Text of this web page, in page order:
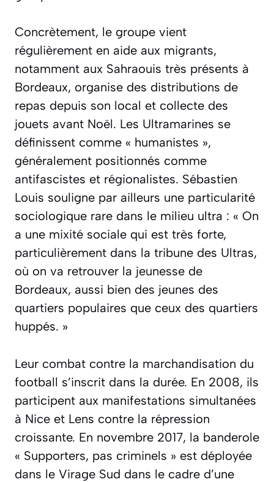
Concrètement, le groupe vient
régulièrement en aide aux migrants,
notamment aux Sahraouis très présents à
Bordeaux, organise des distributions de
repas depuis son local et collecte des
jouets avant Noël. Les Ultramarines se
définissent comme « humanistes »,
généralement positionnés comme
antifascistes et régionalistes. Sébastien
Louis souligne par ailleurs une particularité
sociologique rare dans le milieu ultra : « On
a une mixité sociale qui est très forte,
particulièrement dans la tribune des Ultras,
où on va retrouver la jeunesse de
Bordeaux, aussi bien des jeunes des
quartiers populaires que ceux des quartiers
huppés. »
Leur combat contre la marchandisation du
football s’inscrit dans la durée. En 2008, ils
participent aux manifestations simultanées
à Nice et Lens contre la répression
croissante. En novembre 2017, la banderole
« Supporters, pas criminels » est déployée
dans le Virage Sud dans le cadre d’une